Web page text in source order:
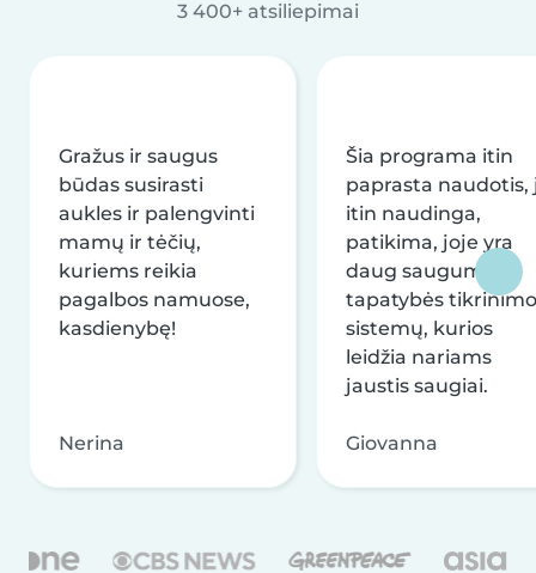
3 400+ atsiliepimai
Gražus ir saugus
būdas susirasti
aukles ir palengvinti
mamų ir tėčių,
kuriems reikia
pagalbos namuose,
kasdienybę!
Nerina
Šia programa itin
paprasta naudotis,
itin naudinga,
patikima, joje yra
daug saugumo ir
tapatybės tikrinimo
sistemų, kurios
leidžia nariams
jaustis saugiai.
Giovanna